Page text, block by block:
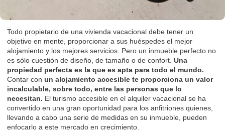
Todo propietario de una vivienda vacacional debe tener un
objetivo en mente, proporcionar a sus huéspedes el mejor
alojamiento y los mejores servicios. Pero un inmueble perfecto no
es sólo cuestión de diseño, de tamaño o de confort. Una
propiedad perfecta es la que es apta para todo el mundo.
Contar con un alojamiento accesible te proporciona un valor
incalculable, sobre todo, entre las personas que lo
necesitan. El turismo accesible en el alquiler vacacional se ha
convertido en una gran oportunidad para los anfitriones quienes,
llevando a cabo una serie de medidas en su inmueble, pueden
enfocarlo a este mercado en crecimiento.